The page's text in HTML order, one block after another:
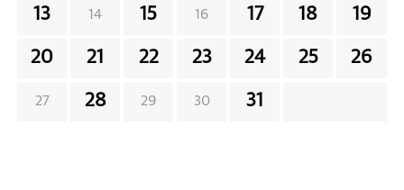
13 14 15 16 17 18 19
20 21 22 23 24 25 26
27 28 29 30 31